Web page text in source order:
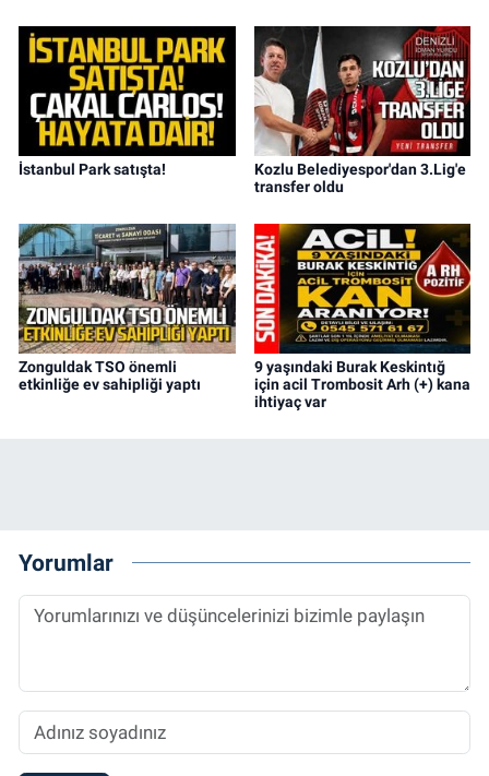
İstanbul Park satışta!
Kozlu Belediyespor'dan 3.Lig'e
transfer oldu
Zonguldak TSO önemli
etkinliğe ev sahipliği yaptı
9 yaşındaki Burak Keskintığ
için acil Trombosit Arh (+) kana
ihtiyaç var
Yorumlar